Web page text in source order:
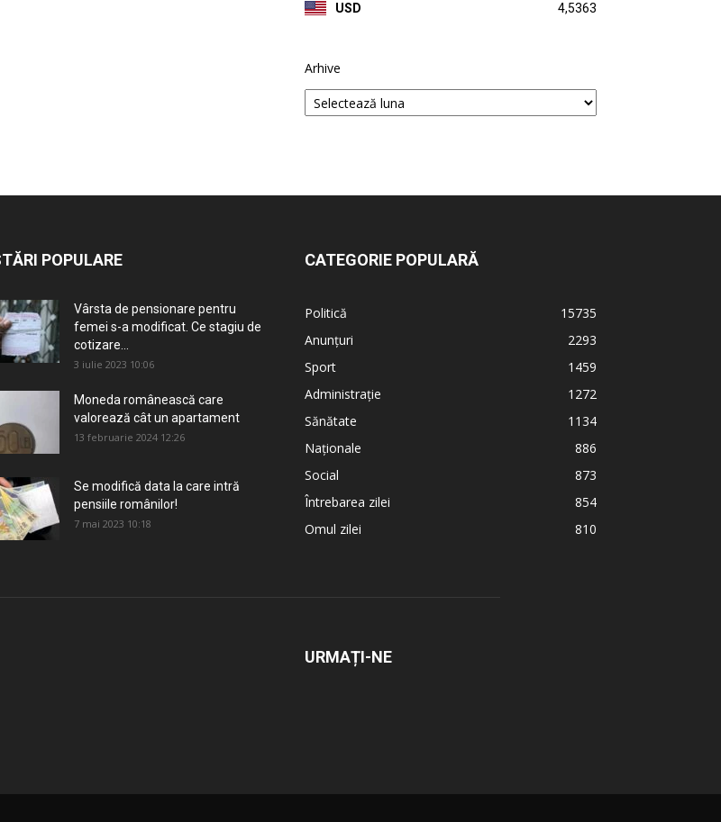
USD 4,5363
Arhive
POPULARE
Vârsta de pensionare pentru
femei s-a modificat. Ce stagiu de
cotizare...
3 iulie 2023 10:06
Moneda românească care
valorează cât un apartament
13 februarie 2024 12:26
Se modifică data la care intră
pensiile românilor!
7 mai 2023 10:18
CATEGORIE POPULARĂ
Politică
15735
Anunțuri
2293
Sport
1459
Administrație
1272
Sănătate
1134
Naționale
886
Social
873
Întrebarea zilei
854
Omul zilei
810
URMAȚI-NE